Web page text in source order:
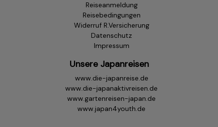
Reiseanmeldung
Reisebedingungen
Widerruf R.Versicherung
Datenschutz
Impressum
Unsere Japanreisen
www.die-japanreise.de
www.die-japanaktivreisen.de
www.gartenreisen-japan.de
www.japan4youth.de